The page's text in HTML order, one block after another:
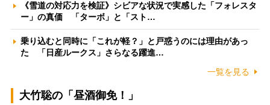
《雪道の対応力を検証》シビアな状況で実感した「フォレスタ
ー」の真価 「ターボ」と「スト…
乗り込むと同時に「これが軽？」と戸惑うのには理由があっ
た 「日産ルークス」さらなる躍進…
一覧を見る
大竹聡の「昼酒御免！」